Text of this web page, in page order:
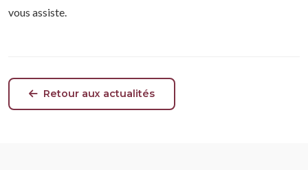
vous assiste.
Retour aux actualités